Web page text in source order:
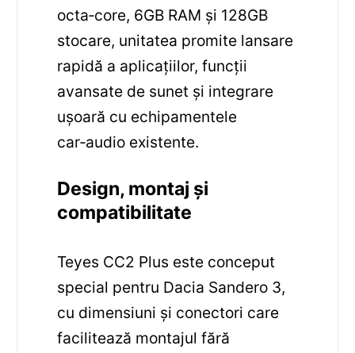
octa‑core, 6GB RAM și 128GB
stocare, unitatea promite lansare
rapidă a aplicațiilor, funcții
avansate de sunet și integrare
ușoară cu echipamentele
car‑audio existente.
Design, montaj și
compatibilitate
Teyes CC2 Plus este conceput
special pentru Dacia Sandero 3,
cu dimensiuni și conectori care
facilitează montajul fără